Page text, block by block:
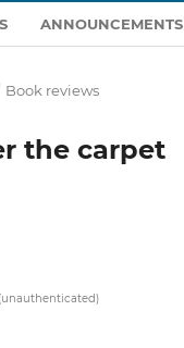
ANNOUNCEMENTS
Book reviews
the carpet